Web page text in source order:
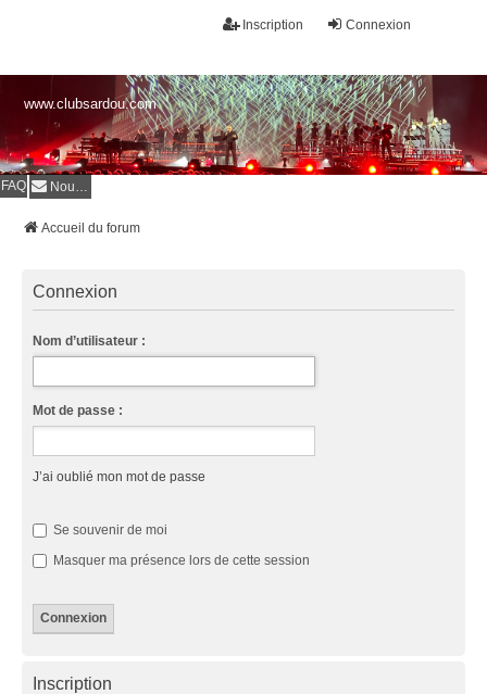
Connexion
Inscription
www.clubsardou.com
FAQ Nous contacter
Accueil du forum
Connexion
Nom d’utilisateur :
Mot de passe :
J’ai oublié mon mot de passe
Se souvenir de moi
Masquer ma présence lors de cette session
Inscription